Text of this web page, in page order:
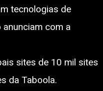
tecnologias de
com a
sites de 10 mil sites
da Taboola.